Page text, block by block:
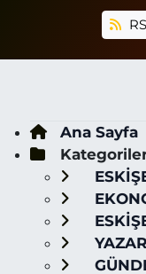
Ana Sayfa